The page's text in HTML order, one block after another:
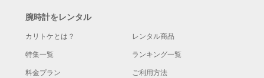
腕時計をレンタル
カリトケとは？ レンタル商品
特集一覧 ランキング一覧
料金プラン ご利用方法